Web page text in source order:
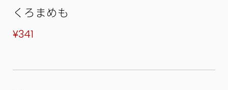
くろまめも
¥341